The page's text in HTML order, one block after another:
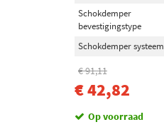
Schokdemper
bevestigingstype
Schokdemper systeem
€ 91,11
€ 42,82
Op voorraad